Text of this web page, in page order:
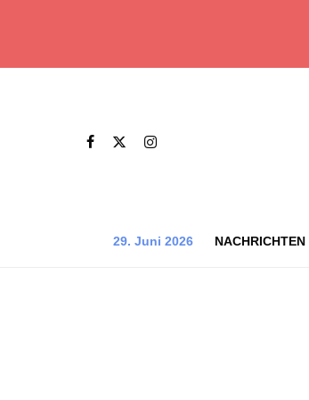
29. Juni 2026 NACHRICHTEN